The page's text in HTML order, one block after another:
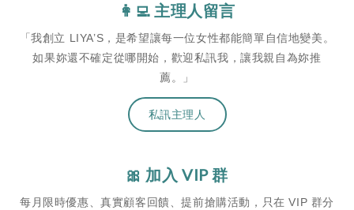
👩‍💻 主理人留言
「我創立 LIYA’S，是希望讓每一位女性都能簡單自信地變美。
如果妳還不確定從哪開始，歡迎私訊我，讓我親自為妳推
薦。」
私訊主理人
🎀 加入 VIP 群
每月限時優惠、真實顧客回饋、提前搶購活動，只在 VIP 群分